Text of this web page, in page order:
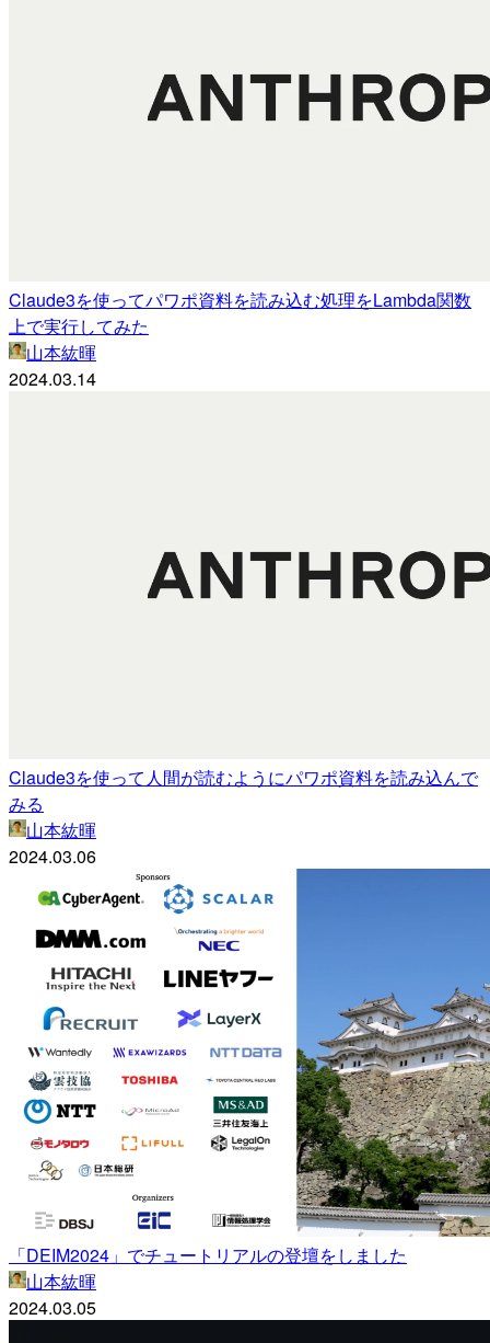
Claude3を使ってパワポ資料を読み込む処理をLambda関数
上で実行してみた
山本紘暉
2024.03.14
Claude3を使って人間が読むようにパワポ資料を読み込んで
みる
山本紘暉
2024.03.06
「DEIM2024」でチュートリアルの登壇をしました
山本紘暉
2024.03.05